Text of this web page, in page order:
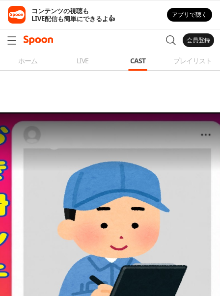
コンテンツの視聴も
LIVE配信も簡単にできるよ👍
アプリで聴く
会員登録
ホーム LIVE CAST プレイリスト